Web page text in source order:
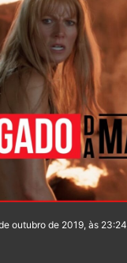
outubro de 2019, às 23:24